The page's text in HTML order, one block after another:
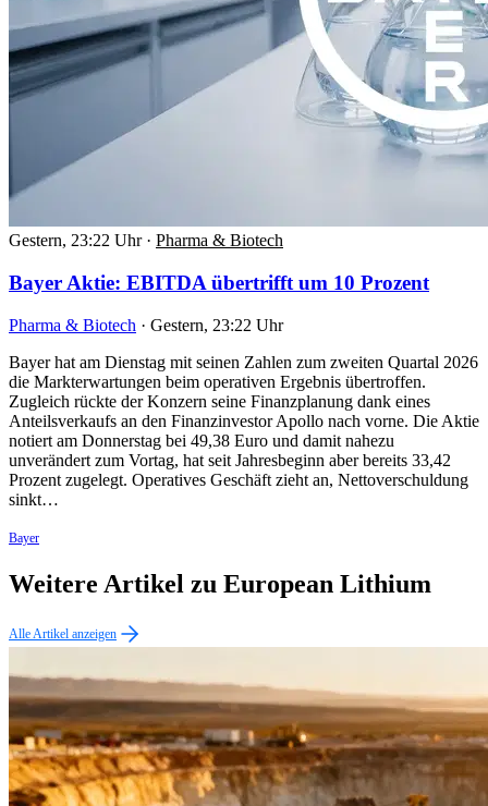
Gestern, 23:22 Uhr · Pharma & Biotech
Bayer Aktie: EBITDA übertrifft um 10 Prozent
Pharma & Biotech · Gestern, 23:22 Uhr
Bayer hat am Dienstag mit seinen Zahlen zum zweiten Quartal 2026
die Markterwartungen beim operativen Ergebnis übertroffen.
Zugleich rückte der Konzern seine Finanzplanung dank eines
Anteilsverkaufs an den Finanzinvestor Apollo nach vorne. Die Aktie
notiert am Donnerstag bei 49,38 Euro und damit nahezu
unverändert zum Vortag, hat seit Jahresbeginn aber bereits 33,42
Prozent zugelegt. Operatives Geschäft zieht an, Nettoverschuldung
sinkt…
Bayer
Weitere Artikel zu European Lithium
Alle Artikel anzeigen